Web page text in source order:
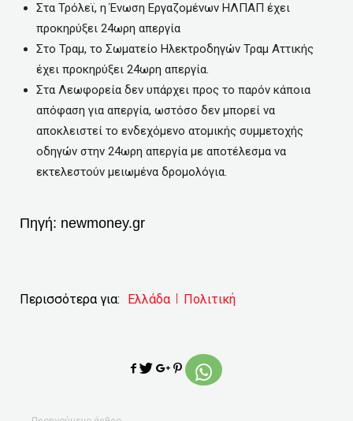
Στα Τρόλεϊ, η Ένωση Εργαζομένων ΗΛΠΑΠ έχει
προκηρύξει 24ωρη απεργία
Στο Τραμ, το Σωματείο Ηλεκτροδηγών Τραμ Αττικής
έχει προκηρύξει 24ωρη απεργία.
Στα Λεωφορεία δεν υπάρχει προς το παρόν κάποια
απόφαση για απεργία, ωστόσο δεν μπορεί να
αποκλειστεί το ενδεχόμενο ατομικής συμμετοχής
οδηγών στην 24ωρη απεργία με αποτέλεσμα να
εκτελεστούν μειωμένα δρομολόγια.
Πηγή: newmoney.gr
Περισσότερα για: Ελλάδα Πολιτική